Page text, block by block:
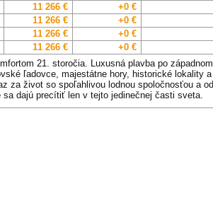
11 266 € +0 €
11 266 € +0 €
11 266 € +0 €
11 266 € +0 €
21. storočia. Luxusná plavba po
ľadovce, majestátne hory, historické lokality a
za život so spoľahlivou lodnou spoločnosťou a
dajú precítiť len v tejto jedinečnej časti sveta.